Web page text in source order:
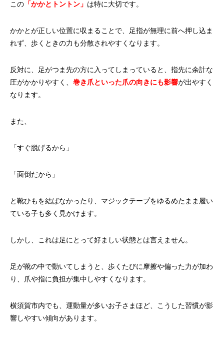
この 「かかとトントン」 は特に大切です。
かかとが正しい位置に収まることで、足指が無理に前へ押し込ま
れず、歩くときの力も分散されやすくなります。
反対に、足がつま先の方に入ってしまっていると、指先に余計な
圧がかかりやすく、 巻き爪といった爪の向きにも影響が出やすく
なります。
また、
「すぐ脱げるから」
「面倒だから」
と靴ひもを結ばなかったり、マジックテープをゆるめたまま履い
ている子も多く見かけます。
しかし、これは足にとって好ましい状態とは言えません。
足が靴の中で動いてしまうと、歩くたびに摩擦や偏った力が加わ
り、爪や指に負担が集中しやすくなります。
横須賀市内でも、運動量が多いお子さまほど、こうした習慣が影
響しやすい傾向があります。